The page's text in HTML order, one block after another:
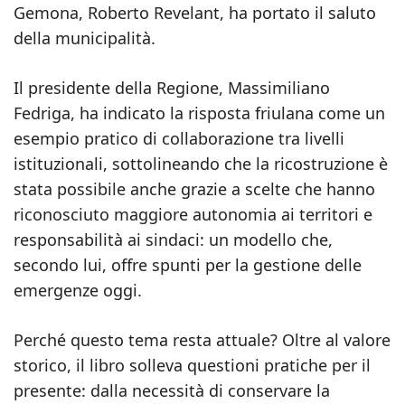
Gemona, Roberto Revelant, ha portato il saluto
della municipalità.
Il presidente della Regione, Massimiliano
Fedriga, ha indicato la risposta friulana come un
esempio pratico di collaborazione tra livelli
istituzionali, sottolineando che la ricostruzione è
stata possibile anche grazie a scelte che hanno
riconosciuto maggiore autonomia ai territori e
responsabilità ai sindaci: un modello che,
secondo lui, offre spunti per la gestione delle
emergenze oggi.
Perché questo tema resta attuale? Oltre al valore
storico, il libro solleva questioni pratiche per il
presente: dalla necessità di conservare la